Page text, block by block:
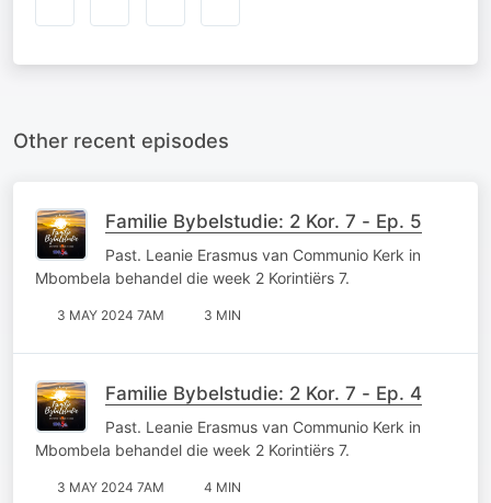
Other recent episodes
Familie Bybelstudie: 2 Kor. 7 - Ep. 5
Past. Leanie Erasmus van Communio Kerk in
Mbombela behandel die week 2 Korintiërs 7.
3 MAY 2024 7AM 3 MIN
Familie Bybelstudie: 2 Kor. 7 - Ep. 4
Past. Leanie Erasmus van Communio Kerk in
Mbombela behandel die week 2 Korintiërs 7.
3 MAY 2024 7AM 4 MIN